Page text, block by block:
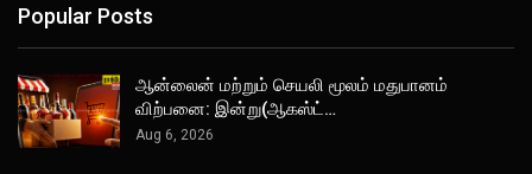
Popular Posts
ஆன்லைன் மற்றும் செயலி மூலம் மதுபானம்
விற்பனை: இன்று(ஆகஸ்ட்…
Aug 6, 2026